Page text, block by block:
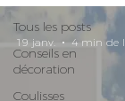
Tous les posts
Conseils en
décoration
Coulisses
19 janv. 4 min de